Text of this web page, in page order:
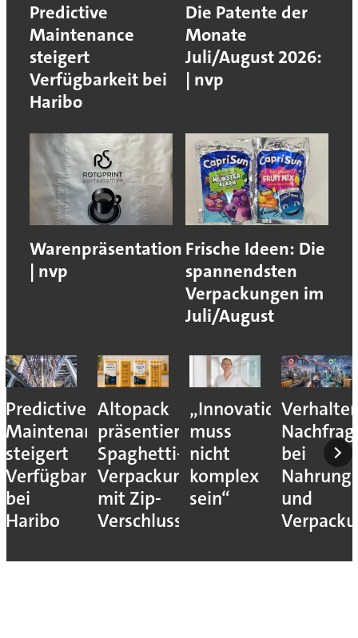
Predictive
Maintenance
steigert
Verfügbarkeit bei
Haribo
Die Patente der
Monate
Juli/August 2026:
| nvp
Warenpräsentation
| nvp
Frische Ideen: Die
spannendsten
Verpackungen im
Juli/August
Predictive
Maintenance
steigert
Verfügbarkeit
bei
Haribo
Altopack
präsentiert
Spaghetti-
Verpackung
mit Zip-
Verschluss
„Innovation
muss
nicht
komplex
sein“
bei
und